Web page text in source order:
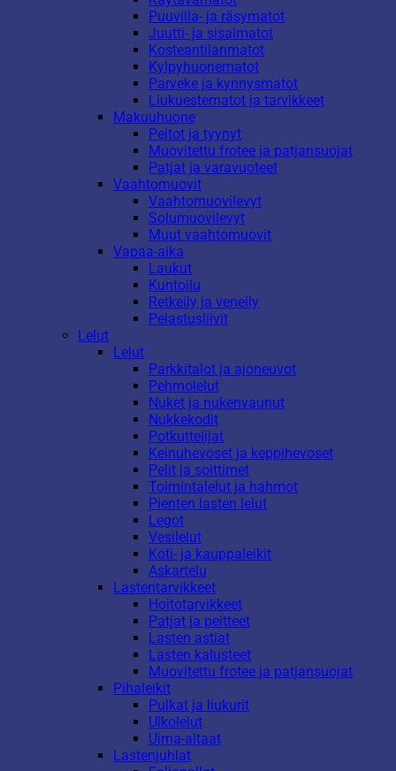
Puuvilla- ja räsymatot
Juutti- ja sisalmatot
Kosteantilanmatot
Kylpyhuonematot
Parveke ja kynnysmatot
Liukuestematot ja tarvikkeet
Makuuhuone
Peitot ja tyynyt
Muovitettu frotee ja patjansuojat
Patjat ja varavuoteet
Vaahtomuovit
Vaahtomuovilevyt
Solumuovilevyt
Muut vaahtomuovit
Vapaa-aika
Laukut
Kuntoilu
Retkeily ja veneily
Pelastusliivit
Lelut
Lelut
Parkkitalot ja ajoneuvot
Pehmolelut
Nuket ja nukenvaunut
Nukkekodit
Potkuttelijat
Keinuhevoset ja keppihevoset
Pelit ja soittimet
Toimintalelut ja hahmot
Pienten lasten lelut
Legot
Vesilelut
Koti- ja kauppaleikit
Askartelu
Lastentarvikkeet
Hoitotarvikkeet
Patjat ja peitteet
Lasten astiat
Lasten kalusteet
Muovitettu frotee ja patjansuojat
Pihaleikit
Pulkat ja liukurit
Ulkolelut
Uima-altaat
Lastenjuhlat